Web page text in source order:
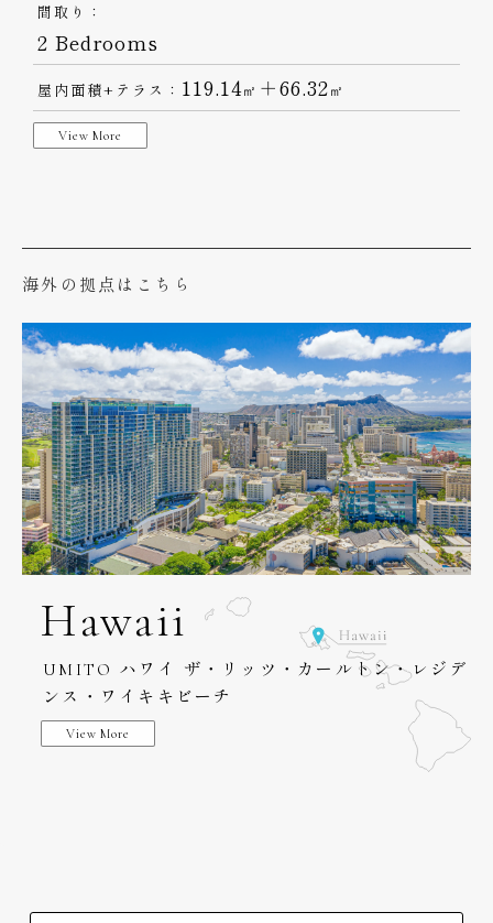
間取り：
2 Bedrooms
屋内面積+テラス： 119.14㎡ ＋66.32 ㎡
View More
海外の拠点はこちら
Hawaii
UMITO ハワイ ザ・リッツ・カールトン・レジデ
ンス・ワイキキビーチ
View More